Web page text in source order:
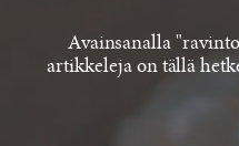
Avainsanalla
artikkeleja on tällä